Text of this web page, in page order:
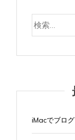
索:
iMacでブロ